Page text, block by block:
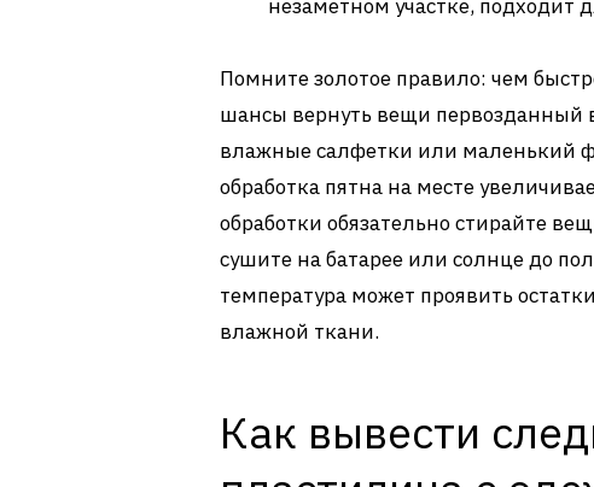
незаметном участке, подходит
Помните золотое правило: чем
шансы вернуть вещи первозданный
влажные салфетки или маленький
обработка пятна на месте
обработки обязательно стирайте
сушите на батарее или солнце до
температура может проявить
влажной ткани.
Как вывести